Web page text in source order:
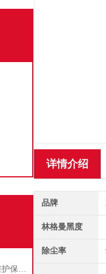
车间除尘吸尘器如何进行维护保养？
详情介绍
品牌
林格曼黑度
除尘率